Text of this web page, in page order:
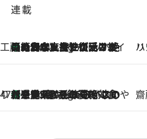
連載
工藤まやのおもてなしハワイ
4 Hours Ago
【ハワイ土産】ローカルの絶大な支持で復活！ 絶品の幻クッキー《元ファンの日本人女性が受け継いだ名店》 ハワイ賢
47都道府県の手みやげ ひんやりスイーツで夏を満喫
4 Hours Ago
【三重県】この夏絶対食べたい 冷やしておいしいおやつ3選 お餅×アイスの新感覚スイーツ